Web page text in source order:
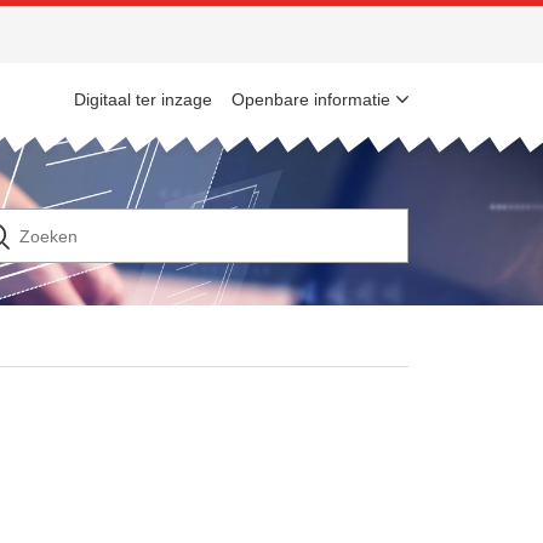
Digitaal ter inzage Openbare informatie